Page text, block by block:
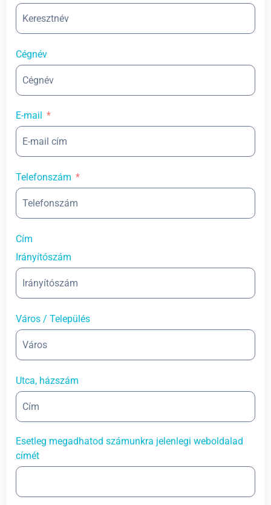
Cégnév
E-mail
Telefonszám
Cím
Irányítószám
Város / Település
Utca, házszám
Esetleg megadhatod számunkra jelenlegi weboldalad
címét